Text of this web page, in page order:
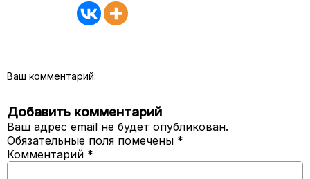
Ваш комментарий:
Добавить комментарий
Ваш адрес email не будет опубликован.
Обязательные поля помечены *
Комментарий *